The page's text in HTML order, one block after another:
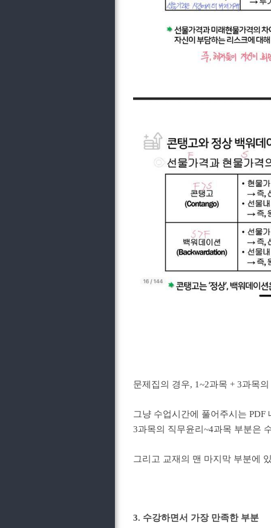
문제집의 경우, 1~2과목 + 3과목
그냥 수업시간에 풀어주시는
3과목의 직무윤리~4과목 부분은
그리고 교재의 맨 마지막 부분에
3. 수강하면서 가장 만족한 부분